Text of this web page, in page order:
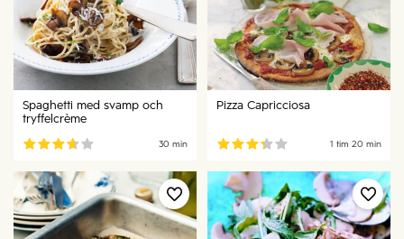
Spaghetti med svamp och
tryffelcrème
30 min
Pizza Capricciosa
1 tim 20 min